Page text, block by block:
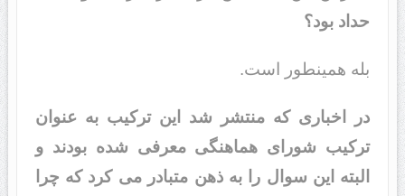
حداد بود؟
بله همینطور است.
در اخباری که منتشر شد این ترکیب به عنوان
ترکیب شورای هماهنگی معرفی شده بودند و
البته این سوال را به ذهن متبادر می کرد که چرا